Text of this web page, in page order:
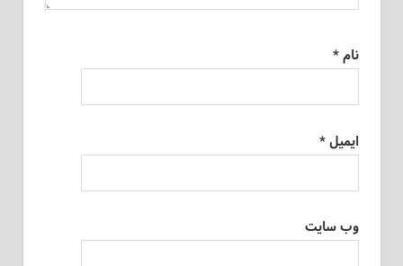
نام*
ایمیل*
وب‌ سایت